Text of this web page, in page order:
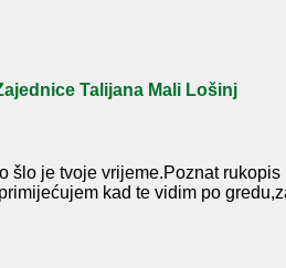
Talijana Mali Lošinj
šlo je tvoje vrijeme.Poznat
kad te vidim po